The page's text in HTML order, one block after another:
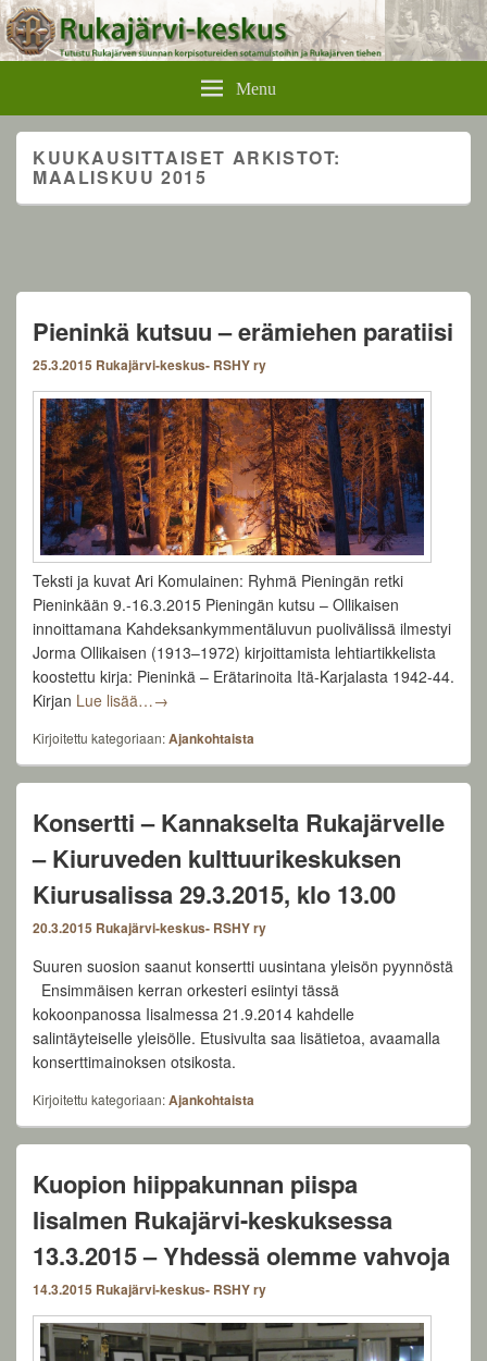
Rukajärvikeskus
Menu
KUUKAUSITTAISET ARKISTOT:
MAALISKUU 2015
Pieninkä kutsuu – erämiehen paratiisi
25.3.2015 Rukajärvi-keskus- RSHY ry
Teksti ja kuvat Ari Komulainen: Ryhmä Pieningän retki
Pieninkään 9.-16.3.2015 Pieningän kutsu – Ollikaisen
innoittamana Kahdeksankymmentäluvun puolivälissä ilmestyi
Jorma Ollikaisen (1913–1972) kirjoittamista lehtiartikkelista
koostettu kirja: Pieninkä – Erätarinoita Itä-Karjalasta 1942-44.
Kirjan Lue lisää…Pieninkä kutsuu – erämiehen paratiisi
→
Kirjoitettu kategoriaan:Ajankohtaista
Konsertti – Kannakselta Rukajärvelle
– Kiuruveden kulttuurikeskuksen
Kiurusalissa 29.3.2015, klo 13.00
20.3.2015 Rukajärvi-keskus- RSHY ry
Suuren suosion saanut konsertti uusintana yleisön pyynnöstä
Ensimmäisen kerran orkesteri esiintyi tässä
kokoonpanossa Iisalmessa 21.9.2014 kahdelle
salintäyteiselle yleisölle. Etusivulta saa lisätietoa, avaamalla
konserttimainoksen otsikosta.
Kirjoitettu kategoriaan:Ajankohtaista
Kuopion hiippakunnan piispa
Iisalmen Rukajärvi-keskuksessa
13.3.2015 – Yhdessä olemme vahvoja
14.3.2015 Rukajärvi-keskus- RSHY ry